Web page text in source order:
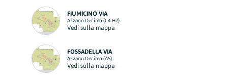
FIUMICINO VIA
Azzano Decimo (C4-H7)
Vedi sulla mappa
FOSSADELLA VIA
Azzano Decimo (A5)
Vedi sulla mappa